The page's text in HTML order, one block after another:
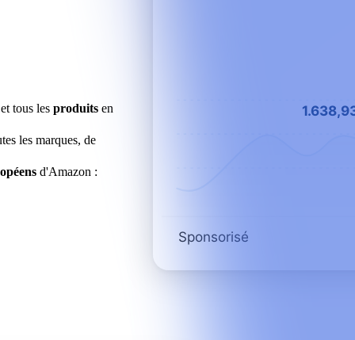
tous les produits en
les marques, de
d'Amazon :
Sponsorisé